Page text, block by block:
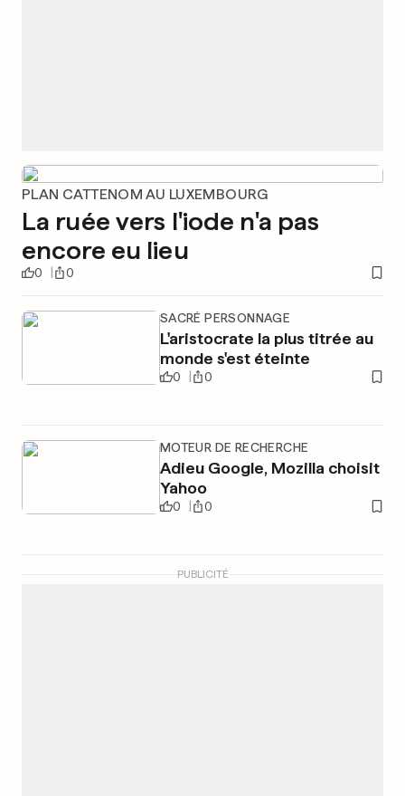
PLAN CATTENOM AU LUXEMBOURG
La ruée vers l'iode n'a pas
encore eu lieu
0 0
SACRÉ PERSONNAGE
L'aristocrate la plus titrée au
monde s'est éteinte
0 0
MOTEUR DE RECHERCHE
Adieu Google, Mozilla choisit
Yahoo
0 0
PUBLICITÉ